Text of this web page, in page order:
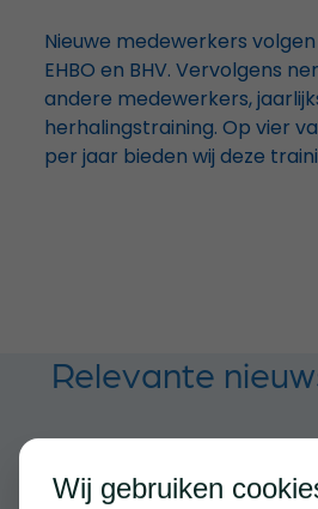
Nieuwe medewerkers
EHBO en BHV. Vervolgens
andere medewerkers,
herhalingstraining. Op vier
per jaar bieden wij deze
Relevante
Wij gebruiken